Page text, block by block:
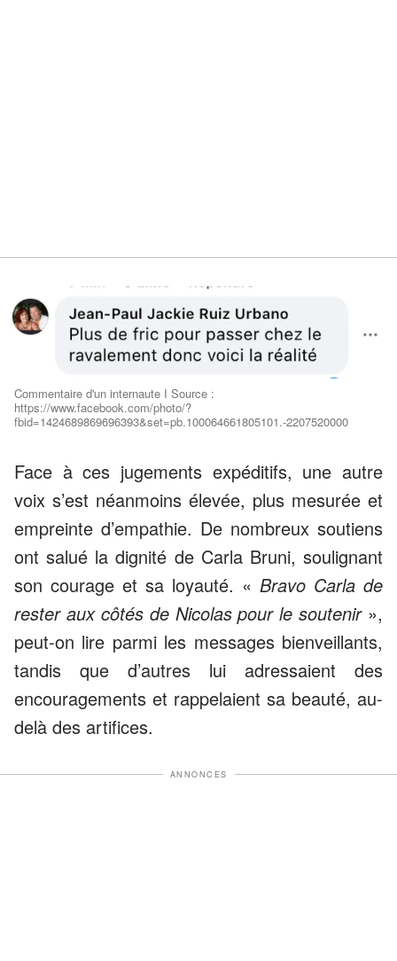
Commentaire d'un internaute I Source :
https://www.facebook.com/photo/?
fbid=1424689869696393&set=pb.100064661805101.-2207520000
Face à ces jugements expéditifs, une autre
voix s’est néanmoins élevée, plus mesurée et
empreinte d’empathie. De nombreux soutiens
ont salué la dignité de Carla Bruni, soulignant
son courage et sa loyauté. « Bravo Carla de
rester aux côtés de Nicolas pour le soutenir »,
peut-on lire parmi les messages bienveillants,
tandis que d’autres lui adressaient des
encouragements et rappelaient sa beauté, au-
delà des artifices.
ANNONCES